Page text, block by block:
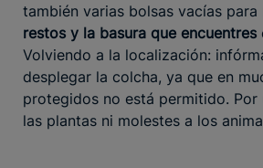
también varias bolsas vacías para
restos y la basura que encuentres
Volviendo a la localización:
desplegar la colcha, ya que en
protegidos no está permitido.
las plantas ni molestes a los